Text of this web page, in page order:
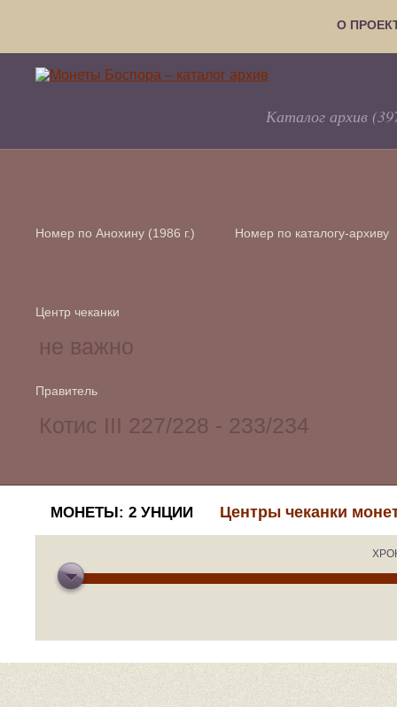
О
Каталог архив
Номер по Анохину (1986 г.) Номер по каталогу-архиву
Центр чеканки
Правитель
МОНЕТЫ: 2 УНЦИИ Центры чеканки